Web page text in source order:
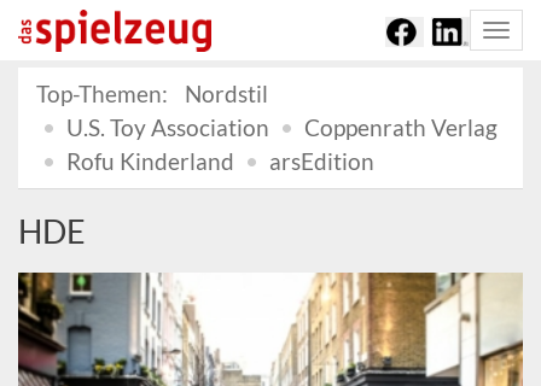
Top-Themen:
Nordstil
U.S. Toy Association
Coppenrath Verlag
Rofu Kinderland
arsEdition
HDE